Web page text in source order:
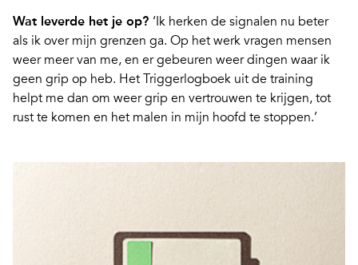
Wat leverde het je op? ‘Ik herken de signalen nu beter
als ik over mijn grenzen ga. Op het werk vragen mensen
weer meer van me, en er gebeuren weer dingen waar ik
geen grip op heb. Het Triggerlogboek uit de training
helpt me dan om weer grip en vertrouwen te krijgen, tot
rust te komen en het malen in mijn hoofd te stoppen.’